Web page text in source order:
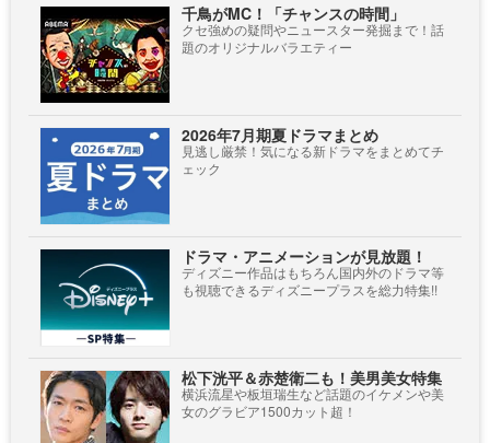
千鳥がMC！「チャンスの時間」
クセ強めの疑問やニュースター発掘まで！話
題のオリジナルバラエティー
2026年7月期夏ドラマまとめ
見逃し厳禁！気になる新ドラマをまとめてチ
ェック
ドラマ・アニメーションが見放題！
ディズニー作品はもちろん国内外のドラマ等
も視聴できるディズニープラスを総力特集!!
松下洸平＆赤楚衛二も！美男美女特集
横浜流星や板垣瑞生など話題のイケメンや美
女のグラビア1500カット超！